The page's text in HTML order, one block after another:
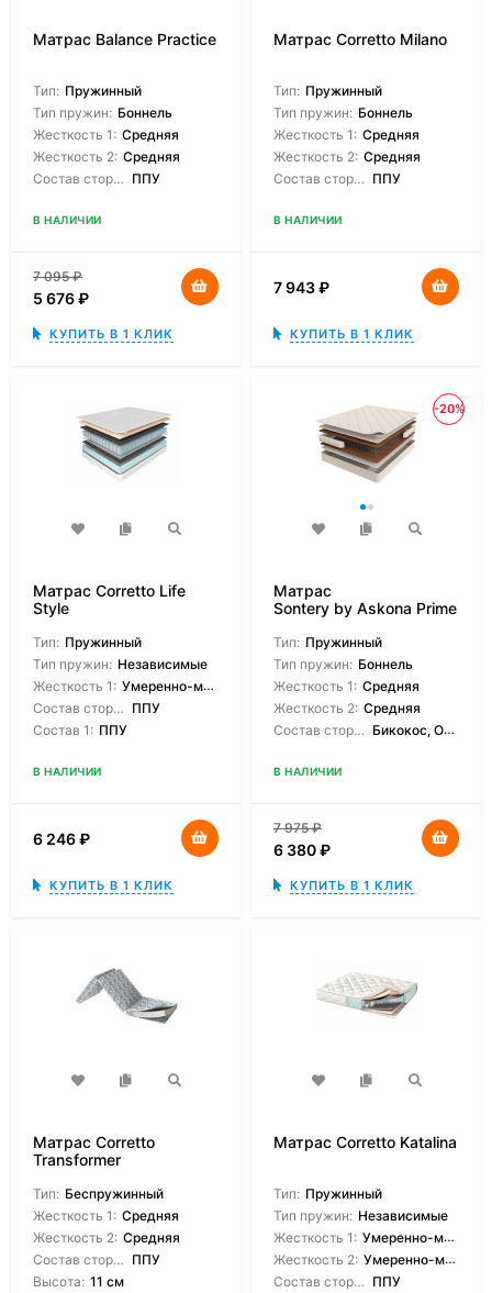
Матрас Balance Practice
Тип: Пружинный
Тип пружин: Боннель
Жесткость 1: Средняя
Жесткость 2: Средняя
Состав сторон: ППУ
В НАЛИЧИИ
7 095₽
5 676₽
КУПИТЬ В 1 КЛИК
Матрас Corretto Milano
Тип: Пружинный
Тип пружин: Боннель
Жесткость 1: Средняя
Жесткость 2: Средняя
Состав сторон: ППУ
В НАЛИЧИИ
7 943₽
КУПИТЬ В 1 КЛИК
Матрас Corretto Life
Style
Тип: Пружинный
Тип пружин: Независимые
Жесткость 1: Умеренно-мягкая
Состав сторон: ППУ
Состав 1: ППУ
В НАЛИЧИИ
6 246₽
КУПИТЬ В 1 КЛИК
-20%
Матрас
Sontery by Askona Prime
Тип: Пружинный
Тип пружин: Боннель
Жесткость 1: Средняя
Жесткость 2: Средняя
Состав сторон: Бикокос, Orto Foam
В НАЛИЧИИ
7 975₽
6 380₽
КУПИТЬ В 1 КЛИК
Матрас Corretto
Transformer
Тип: Беспружинный
Жесткость 1: Средняя
Жесткость 2: Средняя
Состав сторон: ППУ
Высота: 11 см
Матрас Corretto Katalina
Тип: Пружинный
Тип пружин: Независимые
Жесткость 1: Умеренно-мягкая
Жесткость 2: Умеренно-мягкая
Состав сторон: ППУ